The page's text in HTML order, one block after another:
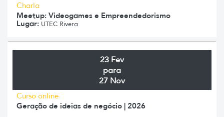
Charla
Meetup: Videogames e Empreendedorismo
Lugar: UTEC Rivera
23 Fev
para
27 Nov
Curso online
Geração de ideias de negócio | 2026